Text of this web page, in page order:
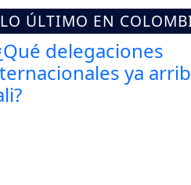
LO ÚLTIMO EN